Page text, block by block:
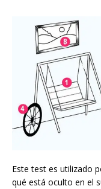
Este test es utilizado
qué está oculto en el